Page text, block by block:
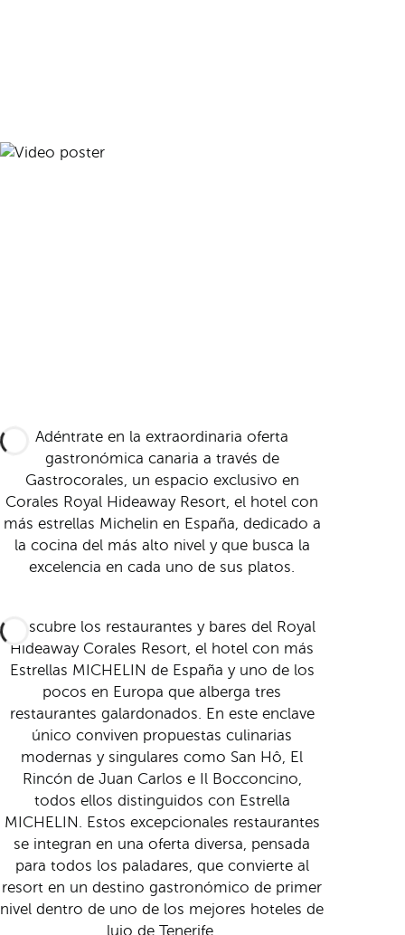
Adéntrate en la extraordinaria oferta
gastronómica canaria a través de
Gastrocorales, un espacio exclusivo en
Corales Royal Hideaway Resort, el hotel con
más estrellas Michelin en España, dedicado a
la cocina del más alto nivel y que busca la
excelencia en cada uno de sus platos.
Descubre los restaurantes y bares del Royal
Hideaway Corales Resort, el hotel con más
Estrellas MICHELIN de España y uno de los
pocos en Europa que alberga tres
restaurantes galardonados. En este enclave
único conviven propuestas culinarias
modernas y singulares como San Hô, El
Rincón de Juan Carlos e Il Bocconcino,
todos ellos distinguidos con Estrella
MICHELIN. Estos excepcionales restaurantes
se integran en una oferta diversa, pensada
para todos los paladares, que convierte al
resort en un destino gastronómico de primer
nivel dentro de uno de los mejores hoteles de
lujo de Tenerife.